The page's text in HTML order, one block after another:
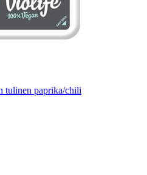
tulinen paprika/chili